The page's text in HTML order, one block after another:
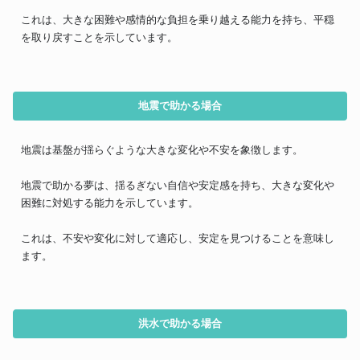
これは、大きな困難や感情的な負担を乗り越える能力を持ち、平穏
を取り戻すことを示しています。
地震で助かる場合
地震は基盤が揺らぐような大きな変化や不安を象徴します。
地震で助かる夢は、揺るぎない自信や安定感を持ち、大きな変化や
困難に対処する能力を示しています。
これは、不安や変化に対して適応し、安定を見つけることを意味し
ます。
洪水で助かる場合